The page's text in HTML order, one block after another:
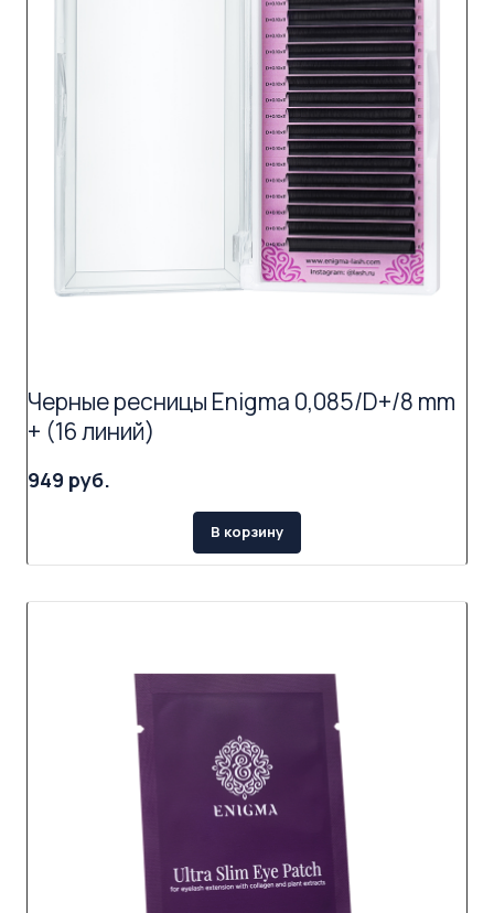
Черные ресницы Enigma 0,085/D+/8 mm
+ (16 линий)
949 руб.
В корзину